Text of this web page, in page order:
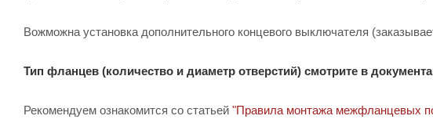
Вожможна установка дополнительного концевого выключателя
Тип фланцев (количество и диаметр отверстий) смотрите в
Рекомендуем ознакомится со статьей "Правила монтажа межфланцевых